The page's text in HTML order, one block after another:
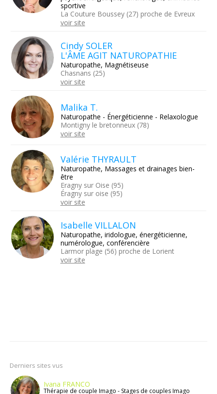
sportive
La Couture Boussey (27) proche de Evreux
voir site
Cindy SOLER
L'ÂME AGIT NATUROPATHIE
Naturopathe, Magnétiseuse
Chasnans (25)
voir site
Malika T.
Naturopathe - Énergéticienne - Relaxologue
Montigny le bretonneux (78)
voir site
Valérie THYRAULT
Naturopathe, Massages et drainages bien-
être
Eragny sur Oise (95)
Éragny sur oise (95)
voir site
Isabelle VILLALON
Naturopathe, iridologue, énergéticienne,
numérologue, conférencière
Larmor plage (56) proche de Lorient
voir site
Derniers sites vus
Ivana FRANCO
Thérapie de couple Imago - Stages de couples Imago